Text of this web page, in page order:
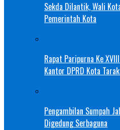
Sekda Dilantik, Wali
Pemerintah Kota
Rapat Paripurna Ke
Kantor DPRD Kota
Pengambilan Sumpah
Digedung Serbaguna